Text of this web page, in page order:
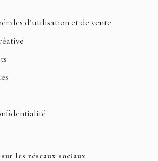
d’utilisation et de vente
les réseaux sociaux